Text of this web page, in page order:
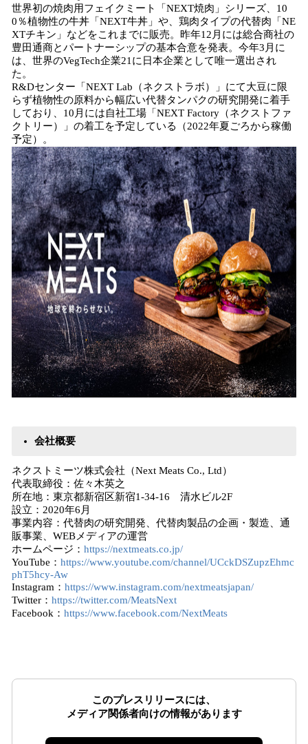
世界初の焼肉用フェイクミート「NEXT焼⾁」シリーズ、10
0％植物性の⽜丼「NEXT⽜丼」や、鶏肉タイプの代替肉「NE
XTチキン」などをこれまでに販売。昨年12月には総合商社の
豊田通商とパートナーシップの基本合意を発表。今年3月に
は、世界のVegTech企業21に日本企業として唯一選出され
た。
R&Dセンター「NEXT Lab（ネクストラボ）」にて大豆に限
らず植物性の原料から幅広い代替タンパクの研究開発に着手
しており、10月には自社工場「NEXT Factory（ネクストファ
クトリー）」の着工を予定している（2022年夏ごろから稼働
予定）。
会社概要
ネクストミーツ株式会社（Next Meats Co., Ltd）
代表取締役：佐々木英之
所在地：東京都新宿区新宿1-34-16 清水ビル2F
設立：2020年6月
事業内容：代替肉の研究開発、代替肉製品の企画・製造、通
販事業、WEBメディアの運営
ホームページ： https://nextmeats.co.jp/
YouTube： https://www.youtube.com/channel/UCckDSZupzEhmc
phT5hcy-Aw
Instagram： https://www.instagram.com/nextmeatsjapan/
Twitter： https://twitter.com/MeatsNext
Facebook： https://www.facebook.com/NextMeats
このプレスリリースには、
メディア関係者向けの情報があります